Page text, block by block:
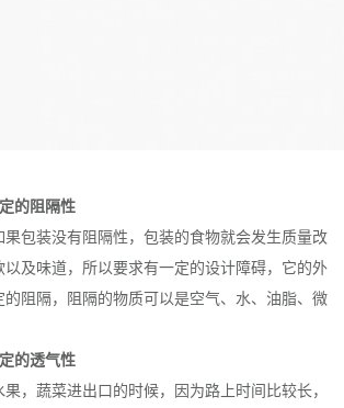
的阻隔性
包装没有阻隔性，包装的食物就会发生质量改
及味道，所以要求有一定的设计障碍，它的外
阻隔，阻隔的物质可以是空气、水、油脂、微
的透气性
，蔬菜进出口的时候，因为路上时间比较长，